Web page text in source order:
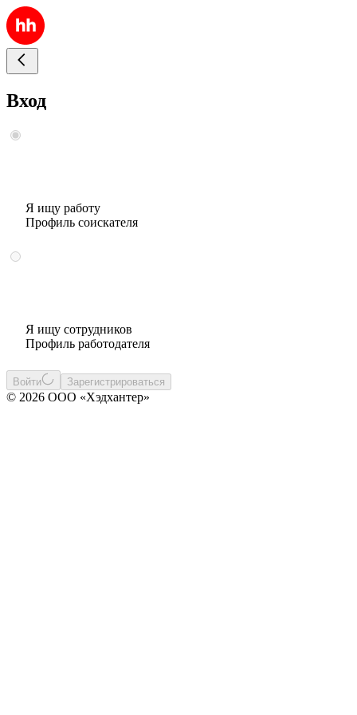
Вход
Я ищу работу
Профиль соискателя
Я ищу сотрудников
Профиль работодателя
Войти Зарегистрироваться
© 2026 ООО «Хэдхантер»